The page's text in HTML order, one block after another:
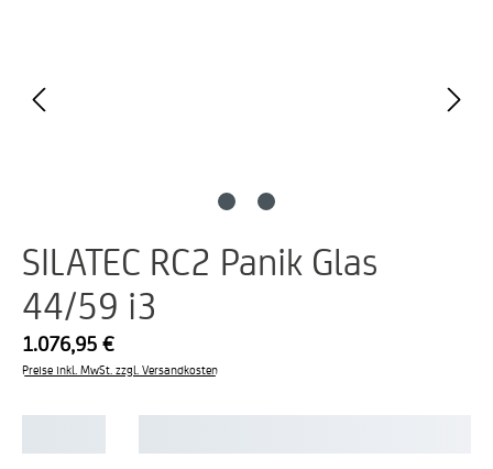
SILATEC RC2 Panik Glas
44/59 i3
1.076,95 €
Preise inkl. MwSt. zzgl. Versandkosten